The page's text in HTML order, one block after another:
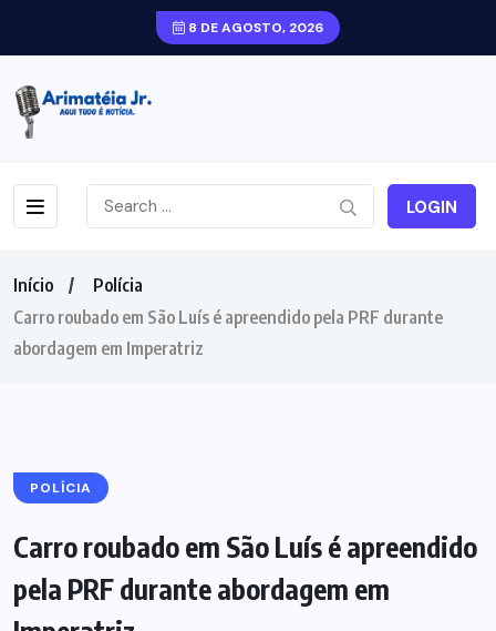
8 DE AGOSTO, 2026
LOGIN
Início
Polícia
Carro roubado em São Luís é apreendido pela PRF durante
abordagem em Imperatriz
POLÍCIA
Carro roubado em São Luís é apreendido
pela PRF durante abordagem em